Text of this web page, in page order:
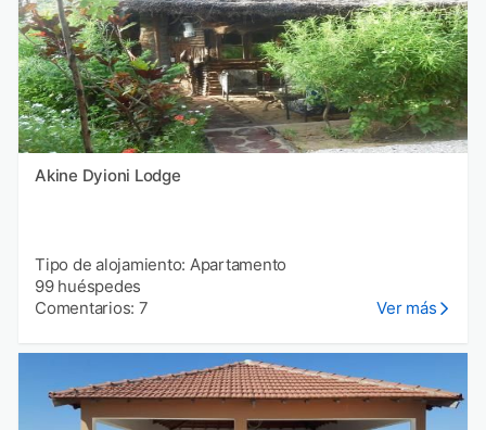
Akine Dyioni Lodge
Tipo de alojamiento: Apartamento
99 huéspedes
Comentarios: 7
Ver más